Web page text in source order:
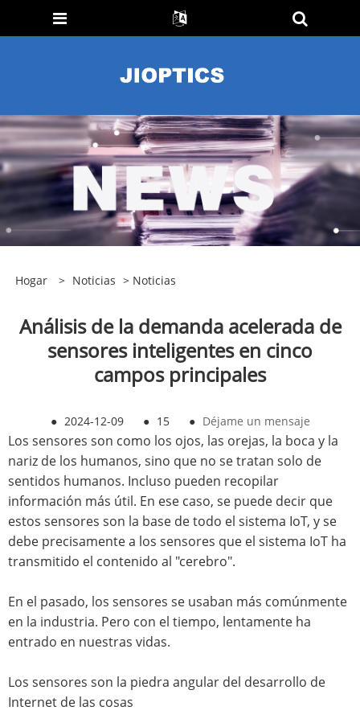
Hogar > Noticias > Noticias
Análisis de la demanda acelerada de
sensores inteligentes en cinco
campos principales
● 2024-12-09 ● 15 ● Déjame un mensaje
Los sensores son como los ojos, las orejas, la boca y la
nariz de los humanos, sino que no se tratan solo de
sentidos humanos. Incluso pueden recopilar
información más útil. En ese caso, se puede decir que
estos sensores son la base de todo el sistema IoT, y se
debe precisamente a los sensores que el sistema IoT ha
transmitido el contenido al "cerebro".
En el pasado, los sensores se usaban más comúnmente
en la industria. Pero con el tiempo, lentamente ha
entrado en nuestras vidas.
Los sensores son la piedra angular del desarrollo de
Internet de las cosas